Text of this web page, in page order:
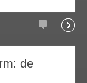
Comments
de